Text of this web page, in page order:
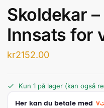
Skoldekar
Innsats for
kr2152.00
Kun 1 på lager (kan også